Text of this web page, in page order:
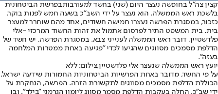
קצין צה"ל בחופשה נעצר היום (שני) בחשד למעורבותבפרשת הביטחונית
בלשכת ראש הממשלה. הוא נעצר על ידי השב"כ בשעה חמש לפנות בוקר.
כזכור, במסגרת הפרשה נעצרו חמישה חשודים, אחד מהם שוחרר למעצר
בית. בית המשפט התיר לפרסום אתמול את זהות החשוד המרכזי -אלי
פלדשטיין, דובר ראש הממשלה לענייני צבא. במסגרת הפרשה, יש חשד של
הדלפת מסמכים מסווגים שהגיעו לכדי "פגיעה באחת ממטרות המלחמה
בעזה".
יועץ ראש הממשלה שנעצר אלי פלדשטיין,צילום: ללא
על פי החשד, מדובר באחת הפרשיות הביטחוניות החמורות שידעה ישראל,
הכוללת הדלפת מסמכים מסווגים לתקשורת הזרה. הפרשה, הנחקרת על
ידי שב"כ, החלה בעקבות הדלפת מסמך מסווג ליומון הגרמני "בילד", ובו